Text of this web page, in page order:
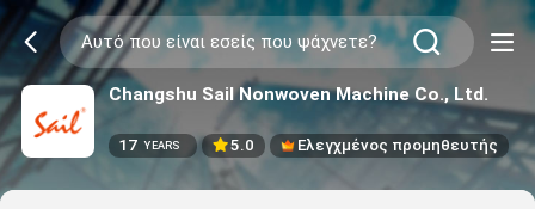
Changshu Sail Nonwoven Machine Co., Ltd.
17 YEARS 5.0 Ελεγχμένος προμηθευτής